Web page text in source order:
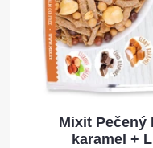
Mixit Pečený
karamel +